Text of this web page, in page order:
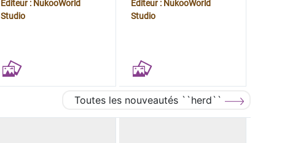
Éditeur : NukooWorld
Studio
Éditeur : NukooWorld
Studio
Toutes les nouveautés ``herd``